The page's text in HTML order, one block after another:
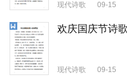
现代诗歌 09-15
欢庆国庆节诗
现代诗歌 09-15